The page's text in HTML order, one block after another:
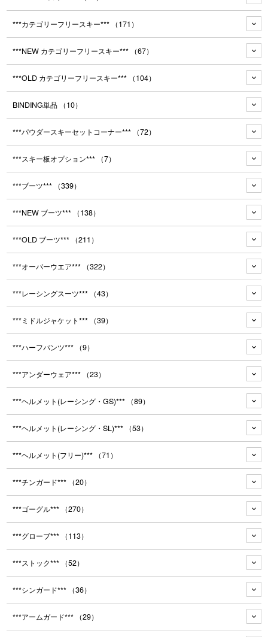
***カテゴリーフリースキー*** （171）
***NEW カテゴリーフリースキー*** （67）
***OLD カテゴリーフリースキー*** （104）
BINDING単品 （10）
***パウダースキーセットコーナー*** （72）
***スキー板オプション*** （7）
***ブーツ*** （339）
***NEW ブーツ*** （138）
***OLD ブーツ*** （211）
***オーバーウエア*** （322）
***レーシングスーツ*** （43）
***ミドルジャケット*** （39）
***ハーフパンツ*** （9）
***アンダーウェア*** （23）
***ヘルメット(レーシング・GS)*** （89）
***ヘルメット(レーシング・SL)*** （53）
***ヘルメット(フリー)*** （71）
***チンガード*** （20）
***ゴーグル*** （270）
***グローブ*** （113）
***ストック*** （52）
***シンガード*** （36）
***アームガード*** （29）